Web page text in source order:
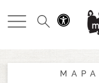
WYDARZENIA
PROMOCJE